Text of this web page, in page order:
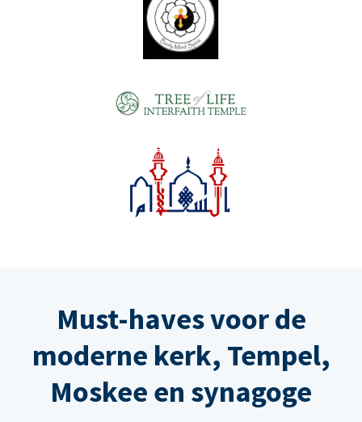
Must-haves voor de
moderne kerk, Tempel,
Moskee en synagoge